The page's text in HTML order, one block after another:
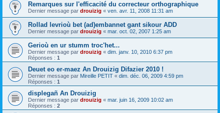
Remarques sur l'efficacité du correcteur orthographique
Dernier message par drouizig « ven. avr. 11, 2008 11:31 am
Rollad levrioù bet (ad)embannet gant sikour ADD
Dernier message par drouizig « mar. oct. 02, 2007 1:25 am
Gerioù en ur stumm troc'het...
Dernier message par drouizig « dim. janv. 10, 2010 6:37 pm
Réponses : 1
Deuet eo er-maez An Drouizig Difazier 2010 !
Dernier message par Mireille PETIT « dim. déc. 06, 2009 4:59 pm
Réponses : 1
displegañ An Drouizig
Dernier message par drouizig « mar. juin 16, 2009 10:02 am
Réponses : 2